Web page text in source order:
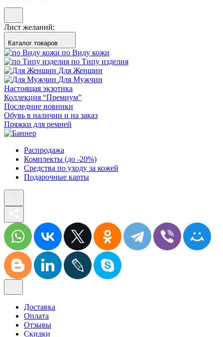
Лист желаний:
Каталог товаров
по Виду кожи
по Типу изделия
Для Женщин
Для Мужчин
Настоящая экзотика
Коллекция “Премиум”
Последние новинки
Обувь в наличии и на заказ
Пряжки для ремней
Распродажа
Комплекты (до -20%)
Средства по уходу за кожей
Подарочные карты
Доставка
Оплата
Отзывы
Скидки